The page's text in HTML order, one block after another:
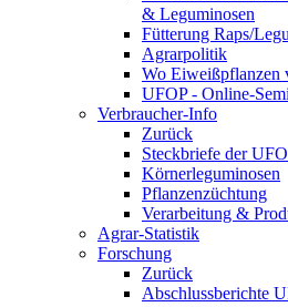
& Leguminosen
Fütterung Raps/
Agrarpolitik
Wo Eiweißpflanzen
UFOP - Online-
Verbraucher-Info
Zurück
Steckbriefe der
Körnerleguminosen
Pflanzenzüchtung
Verarbeitung &
Agrar-Statistik
Forschung
Zurück
Abschlussberichte